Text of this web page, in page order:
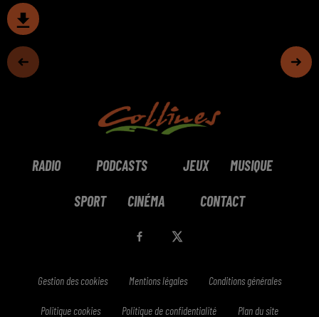
RADIO PODCASTS JEUX MUSIQUE
SPORT CINÉMA CONTACT
Gestion des cookies Mentions légales Conditions générales
Politique cookies Politique de confidentialité Plan du site